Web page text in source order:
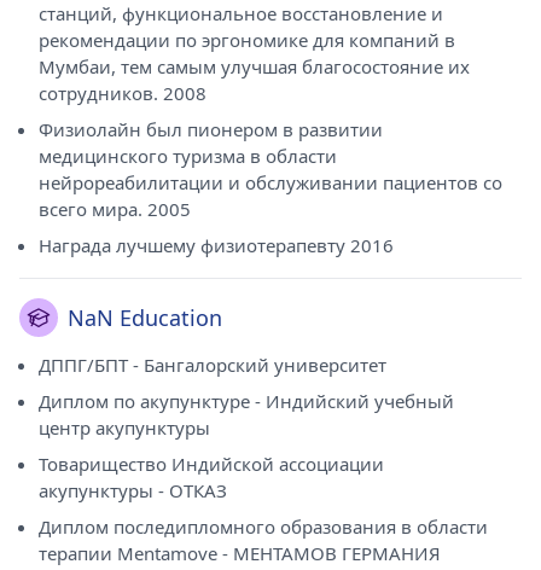
станций, функциональное восстановление и
рекомендации по эргономике для компаний в
Мумбаи, тем самым улучшая благосостояние их
сотрудников. 2008
Физиолайн был пионером в развитии
медицинского туризма в области
нейрореабилитации и обслуживании пациентов со
всего мира. 2005
Награда лучшему физиотерапевту 2016
NaN Education
ДППГ/БПТ - Бангалорский университет
Диплом по акупунктуре - Индийский учебный
центр акупунктуры
Товарищество Индийской ассоциации
акупунктуры - ОТКАЗ
Диплом последипломного образования в области
терапии Mentamove - МЕНТАМОВ ГЕРМАНИЯ